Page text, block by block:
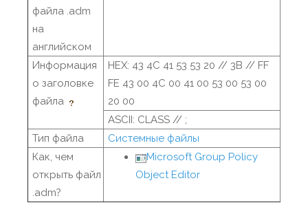
файла .adm
на
английском
Информация
о заголовке
файла
HEX: 43 4C 41 53 53 20 // 3B // FF
FE 43 00 4C 00 41 00 53 00 53 00
20 00
ASCII: CLASS // ;
Тип файла
Системные файлы
Как, чем
открыть файл
.adm?
Microsoft Group Policy
Object Editor